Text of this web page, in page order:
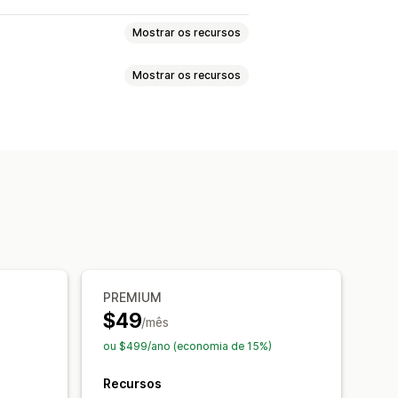
Mostrar os recursos
Mostrar os recursos
PREMIUM
$49/mês
ou $499/ano (economia de 15%)
Recursos